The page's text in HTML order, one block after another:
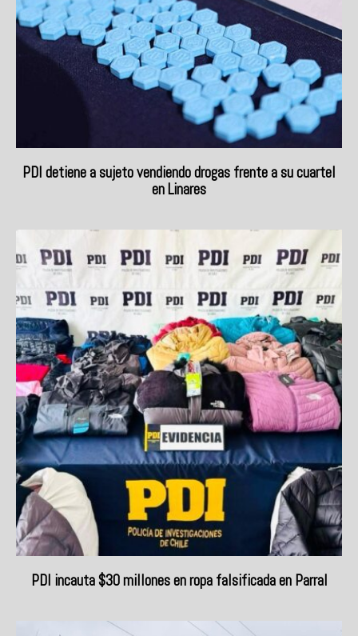
PDI detiene a sujeto vendiendo drogas frente a su cuartel
en Linares
PDI incauta $30 millones en ropa falsificada en Parral